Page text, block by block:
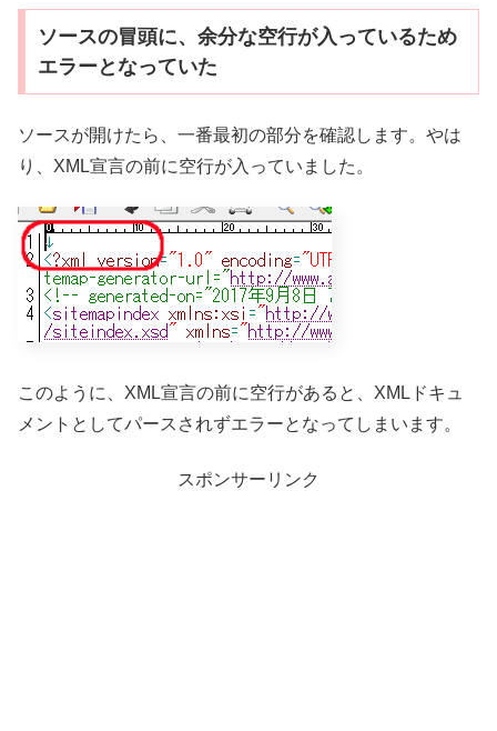
ソースの冒頭に、余分な空行が入っているため
エラーとなっていた
ソースが開けたら、一番最初の部分を確認します。やは
り、XML宣言の前に空行が入っていました。
このように、XML宣言の前に空行があると、XMLドキュ
メントとしてパースされずエラーとなってしまいます。
スポンサーリンク